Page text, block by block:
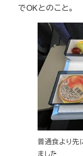
でOKとのこと。
普通食より先
ました